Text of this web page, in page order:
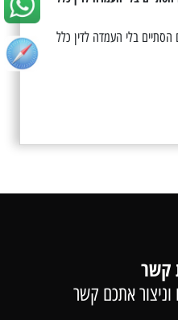
בלי העמדה לדין כלל
קשר
אתכם קשר